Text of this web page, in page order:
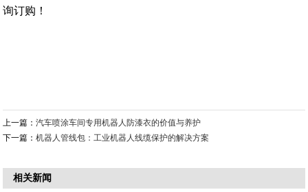
询订购！
上一篇：汽车喷涂车间专用机器人防漆衣的价值与养护
下一篇：机器人管线包：工业机器人线缆保护的解决方案
相关新闻